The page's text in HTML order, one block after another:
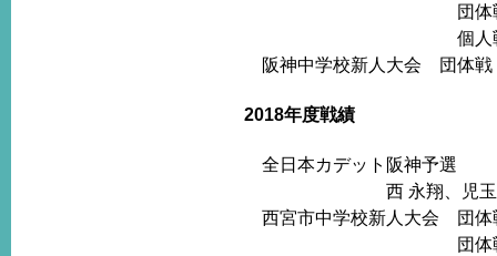
団体戦 下
個人戦 ベスト８
阪神中学校新人大会 団体
2018年度戦績
全日本カデット阪神予選
西 永翔、児玉 和久、
西宮市中学校新人大会 団
団体戦 下